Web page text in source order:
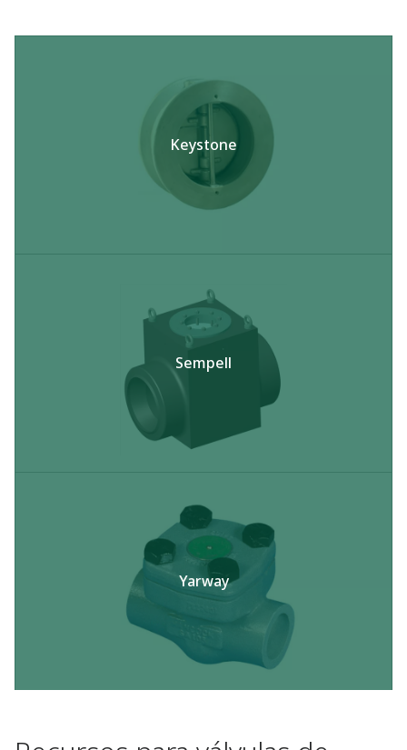
Keystone
Sempell
Yarway